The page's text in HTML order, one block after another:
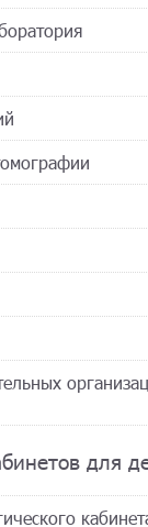
для